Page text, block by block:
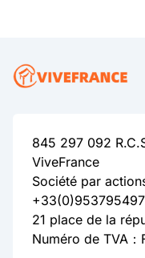
845 297 092
ViveFrance
Société par
+33(0)953795497
21 place de la
Numéro de TVA